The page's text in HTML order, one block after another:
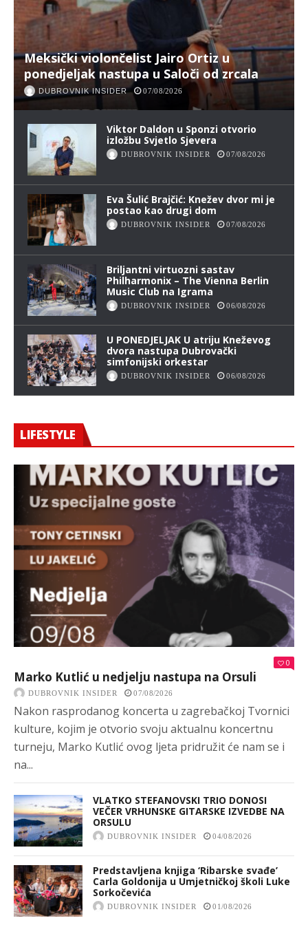
Meksički violončelist Jairo Ortiz u
ponedjeljak nastupa u Saloči od zrcala
DUBROVNIK INSIDER 07/08/2026
Viktor Daldon u Sponzi otvorio
izložbu Svjetlo Sjevera
DUBROVNIK INSIDER 07/08/2026
Eva Šulić Brajčić: Knežev dvor mi je
postao kao drugi dom
DUBROVNIK INSIDER 07/08/2026
Briljantni virtuozni sastav
Philharmonix – The Vienna Berlin
Music Club na Igrama
DUBROVNIK INSIDER 06/08/2026
U PONEDJELJAK U atriju Kneževog
dvora nastupa Dubrovački
simfonijski orkestar
DUBROVNIK INSIDER 06/08/2026
LIFESTYLE
0
Marko Kutlić u nedjelju nastupa na Orsuli
DUBROVNIK INSIDER 07/08/2026
Nakon rasprodanog koncerta u zagrebačkoj Tvornici
kulture, kojim je otvorio svoju aktualnu koncertnu
turneju, Marko Kutlić ovog ljeta pridružit će nam se i
na...
VLATKO STEFANOVSKI TRIO DONOSI
VEČER VRHUNSKE GITARSKE IZVEDBE NA
ORSULU
DUBROVNIK INSIDER 04/08/2026
Predstavljena knjiga ‘Ribarske svađe’
Carla Goldonija u Umjetničkoj školi Luke
Sorkočevića
DUBROVNIK INSIDER 01/08/2026